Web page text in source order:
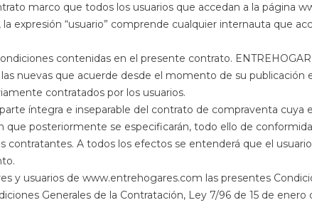
marco que todos los usuarios que accedan a la página
expresión “usuario” comprende cualquier internauta que
contenidas en el presente contrato.
nuevas que acuerde desde el momento de su publicación
contratados por los usuarios.
íntegra e inseparable del contrato de compraventa
posteriormente se especificarán, todo ello de
A todos los efectos se entenderá que el
y usuarios de www.entrehogares.com las presentes
Generales de la Contratación, Ley 7/96 de 15 de